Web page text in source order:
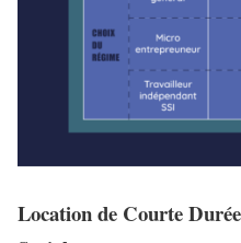
Location de Courte